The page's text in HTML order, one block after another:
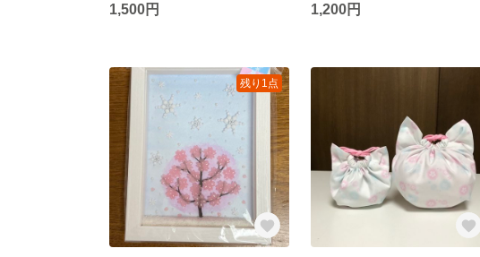
1,500円 1,200円
残り1点